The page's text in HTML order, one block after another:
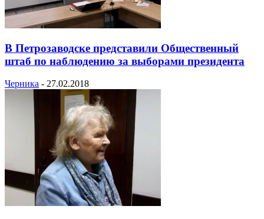
В Петрозаводске представили Общественный
штаб по наблюдению за выборами президента
Черника - 27.02.2018